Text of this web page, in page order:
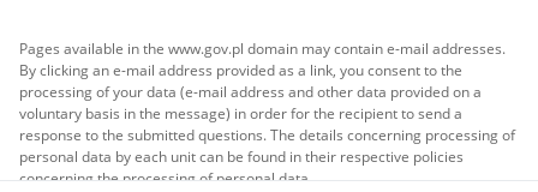
Pages available in the www.gov.pl domain may contain e-mail addresses.
By clicking an e-mail address provided as a link, you consent to the
processing of your data (e-mail address and other data provided on a
voluntary basis in the message) in order for the recipient to send a
response to the submitted questions. The details concerning processing of
personal data by each unit can be found in their respective policies
concerning the processing of personal data.